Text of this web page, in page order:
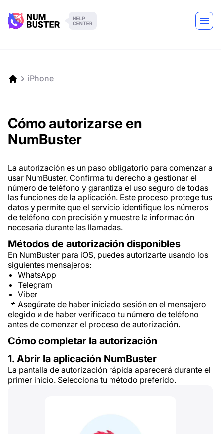
iPhone
Cómo autorizarse en
NumBuster
La autorización es un paso obligatorio para comenzar a
usar NumBuster. Confirma tu derecho a gestionar el
número de teléfono y garantiza el uso seguro de todas
las funciones de la aplicación. Este proceso protege tus
datos y permite que el servicio identifique los números
de teléfono con precisión y muestre la información
necesaria durante las llamadas.
Métodos de autorización disponibles
En NumBuster para iOS, puedes autorizarte usando los
siguientes mensajeros:
WhatsApp
Telegram
Viber
📌 Asegúrate de haber iniciado sesión en el mensajero
elegido и de haber verificado tu número de teléfono
antes de comenzar el proceso de autorización.
Cómo completar la autorización
1. Abrir la aplicación NumBuster
La pantalla de autorización rápida aparecerá durante el
primer inicio. Selecciona tu método preferido.